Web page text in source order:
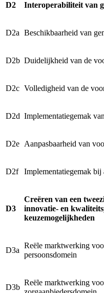
D2 Interoperabiliteit van
D2a Beschikbaarheid van
D2b Duidelijkheid van de
D2c Volledigheid van de
D2d Implementatiegemak
D2e Aanpasbaarheid van
D2f Implementatiegemak bij
D3
Creëren van een
innovatie- en
keuzemogelijkheden
D3a
Reële marktwerking
persoonsdomein
D3b
Reële marktwerking